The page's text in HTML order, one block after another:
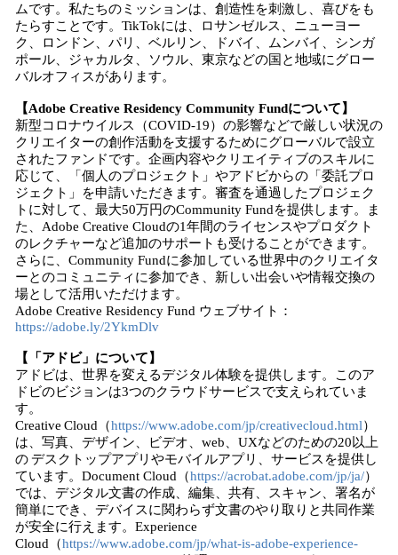
ムです。私たちのミッションは、創造性を刺激し、喜びをも
たらすことです。TikTokには、ロサンゼルス、ニューヨー
ク、ロンドン、パリ、ベルリン、ドバイ、ムンバイ、シンガ
ポール、ジャカルタ、ソウル、東京などの国と地域にグロー
バルオフィスがあります。
【Adobe Creative Residency Community Fundについて】
新型コロナウイルス（COVID-19）の影響などで厳しい状況の
クリエイターの創作活動を支援するためにグローバルで設立
されたファンドです。企画内容やクリエイティブのスキルに
応じて、「個人のプロジェクト」やアドビからの「委託プロ
ジェクト」を申請いただきます。審査を通過したプロジェク
トに対して、最大50万円のCommunity Fundを提供します。ま
た、Adobe Creative Cloudの1年間のライセンスやプロダクト
のレクチャーなど追加のサポートも受けることができます。
さらに、Community Fundに参加している世界中のクリエイタ
ーとのコミュニティに参加でき、新しい出会いや情報交換の
場として活用いただけます。
Adobe Creative Residency Fund ウェブサイト：
https://adobe.ly/2YkmDlv
【「アドビ」について】
アドビは、世界を変えるデジタル体験を提供します。このア
ドビのビジョンは3つのクラウドサービスで支えられていま
す。
Creative Cloud（https://www.adobe.com/jp/creativecloud.html）
は、写真、デザイン、ビデオ、web、UXなどのための20以上
の デスクトップアプリやモバイルアプリ、サービスを提供し
ています。Document Cloud（https://acrobat.adobe.com/jp/ja/）
では、デジタル文書の作成、編集、共有、スキャン、署名が
簡単にでき、デバイスに関わらず文書のやり取りと共同作業
が安全に行えます。Experience
Cloud（https://www.adobe.com/jp/what-is-adobe-experience-